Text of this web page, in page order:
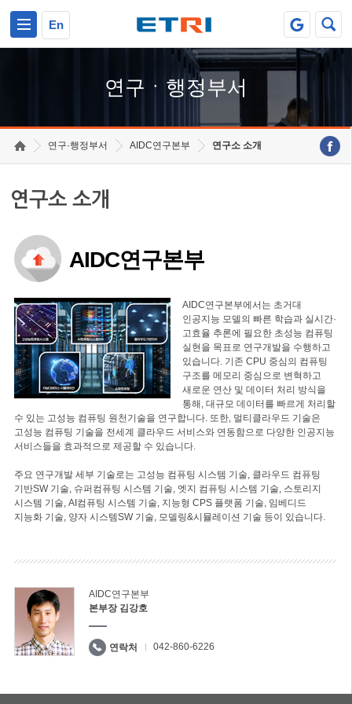
En
연구ㆍ행정부서
연구·행정부서 AIDC연구본부 연구소 소개
연구소 소개
AIDC연구본부
AIDC연구본부에서는 초거대
인공지능 모델의 빠른 학습과 실시간·
고효율 추론에 필요한 초성능 컴퓨팅
실현을 목표로 연구개발을 수행하고
있습니다. 기존 CPU 중심의 컴퓨팅
구조를 메모리 중심으로 변혁하고
새로운 연산 및 데이터 처리 방식을
통해, 대규모 데이터를 빠르게 처리할
수 있는 고성능 컴퓨팅 원천기술을 연구합니다. 또한, 멀티클라우드 기술은
고성능 컴퓨팅 기술을 전세계 클라우드 서비스와 연동함으로 다양한 인공지능
서비스들을 효과적으로 제공할 수 있습니다.
주요 연구개발 세부 기술로는 고성능 컴퓨팅 시스템 기술, 클라우드 컴퓨팅
기반SW 기술, 슈퍼컴퓨팅 시스템 기술, 엣지 컴퓨팅 시스템 기술, 스토리지
시스템 기술, AI컴퓨팅 시스템 기술, 지능형 CPS 플랫폼 기술, 임베디드
지능화 기술, 양자 시스템SW 기술, 모델링&시뮬레이션 기술 등이 있습니다.
AIDC연구본부
본부장 김강호
연락처 042-860-6226